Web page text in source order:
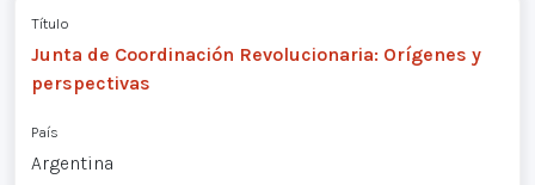
Título
Junta de Coordinación Revolucionaria: Orígenes y
perspectivas
País
Argentina